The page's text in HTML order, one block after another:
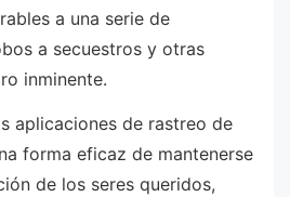
a una serie de
a secuestros y otras
inminente.
aplicaciones de rastreo de
forma eficaz de mantenerse
de los seres queridos,